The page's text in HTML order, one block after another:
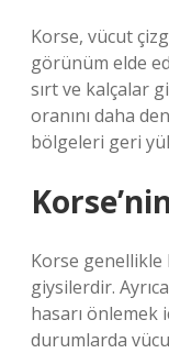
Korse, vücut
görünüm elde
sırt ve kalçalar
oranını daha
bölgeleri geri
Korse genellikle
giysilerdir.
hasarı önlemek
durumlarda